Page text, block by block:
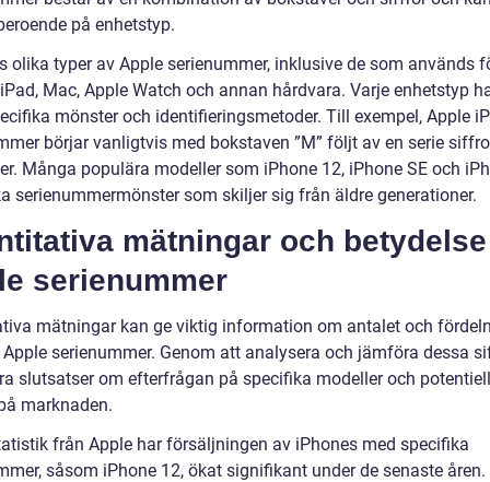
på enhetstyp.
olika typer av Apple serienummer, inklusive de som används
Mac, Apple Watch och annan hårdvara. Varje enhetstyp
mönster och identifieringsmetoder. Till exempel, Apple
börjar vanligtvis med bokstaven ”M” följt av en serie
Många populära modeller som iPhone 12, iPhone SE och
serienummermönster som skiljer sig från äldre generationer.
mätningar och
serienummer
mätningar kan ge viktig information om antalet och
serienummer. Genom att analysera och jämföra dessa
slutsatser om efterfrågan på specifika modeller och
marknaden.
från Apple har försäljningen av iPhones med specifika
såsom iPhone 12, ökat signifikant under de senaste åren.